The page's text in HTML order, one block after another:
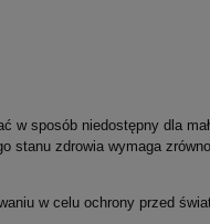
w sposób niedostępny dla
stanu zdrowia wymaga
w celu ochrony przed